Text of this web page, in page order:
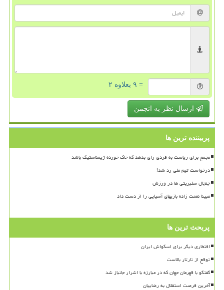
= ۹ بعلاوه ۲
ارسال نظر به انجمن
پربیننده ترین ها
مجمع برای ریاست به فردی رای بدهد که خاک خورده ژیمناستیک باشد
درخواست تیم ملی رد شد!
جنجال سلبریتی ها در ورزش
مبینا نعمت زاده بازیهای آسیایی را از دست داد
پربحث ترین ها
افتخاری دیگر برای اسکواش ایران
توقع از تارتار بالاست
گفتگو با قهرمان جهان که در مبارزه با اشرار جانباز شد
آخرین فرصت استقلال به رضاییان